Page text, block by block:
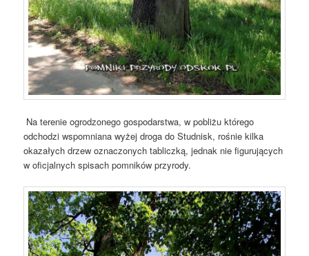
Na terenie ogrodzonego gospodarstwa, w pobliżu którego
odchodzi wspomniana wyżej droga do Studnisk, rośnie kilka
okazałych drzew oznaczonych tabliczką, jednak nie figurujących
w oficjalnych spisach pomników przyrody.